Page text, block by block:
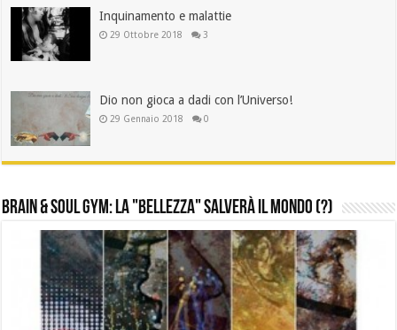
Inquinamento e malattie
29 Ottobre 2018 3
Dio non gioca a dadi con l’Universo!
29 Gennaio 2018 0
brain & soul gym: la "Bellezza" salverà il Mondo (?)